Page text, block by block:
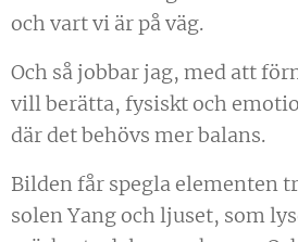
och vart vi är på väg.
Och så jobbar jag, med att
vill berätta, fysiskt och
där det behövs mer balans.
Bilden får spegla elementen
solen Yang och ljuset, som